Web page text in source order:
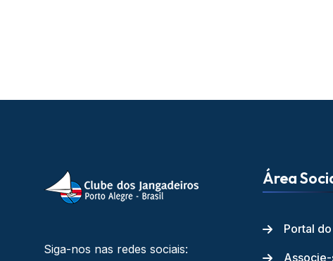
Siga-nos nas redes sociais:
Área
Portal